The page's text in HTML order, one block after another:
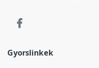
Gyorslinkek